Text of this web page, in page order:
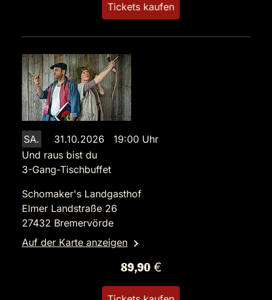
Tickets kaufen
SA.
31.10.2026 19:00 Uhr
Und raus bist du
3-Gang-Tischbuffet
Schomaker's Landgasthof
Elmer Landstraße 26
27432 Bremervörde
Auf der Karte anzeigen
89,90 €